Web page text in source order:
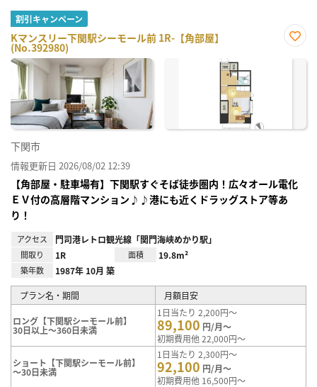
割引キャンペーン
Kマンスリー下関駅シーモール前 1R-【角部屋】
(No.392980)
に入
下関市
情報更新日 2026/08/02 12:39
【角部屋・駐車場有】下関駅すぐそば徒歩圏内！広々オール電化
ＥＶ付の高層階マンション♪♪港にも近くドラッグストア等あ
り！
アクセス 門司港レトロ観光線「関門海峡めかり駅」
間取り 1R 面積 19.8m²
築年数 1987年 10月 築
プラン名・期間 月額目安
ロング【下関駅シーモール前】
30日以上～360日未満
1日当たり 2,200円～
89,100 円/月～
初期費用他 22,000円～
ショート【下関駅シーモール前】
～30日未満
1日当たり 2,300円～
92,100 円/月～
初期費用他 16,500円～